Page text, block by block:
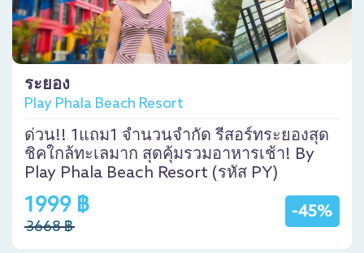
ระยอง
Play Phala Beach Resort
ด่วน!! 1แถม1 จำนวนจำกัด รีสอร์ทระยองสุด
ชิคใกล้ทะเลมาก สุดคุ้มรวมอาหารเช้า! By
Play Phala Beach Resort (รหัส PY)
-45%
1999 ฿
3668 ฿